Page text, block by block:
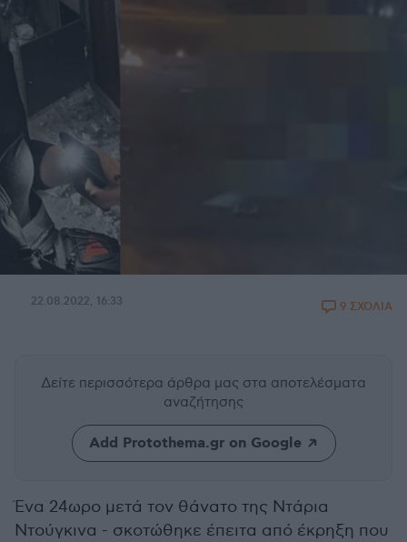
22.08.2022, 16:33 9 ΣΧΟΛΙΑ
Δείτε περισσότερα άρθρα μας στα αποτελέσματα
αναζήτησης
Add Protothema.gr on Google
Ένα 24ωρο μετά τον θάνατο της Ντάρια
Ντούγκινα - σκοτώθηκε έπειτα από έκρηξη που